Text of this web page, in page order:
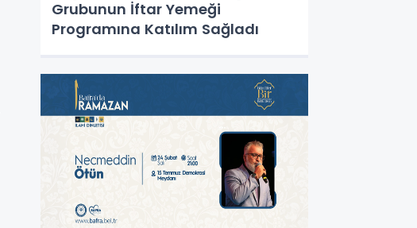
Grubunun İftar Yemeği
Programına Katılım Sağladı